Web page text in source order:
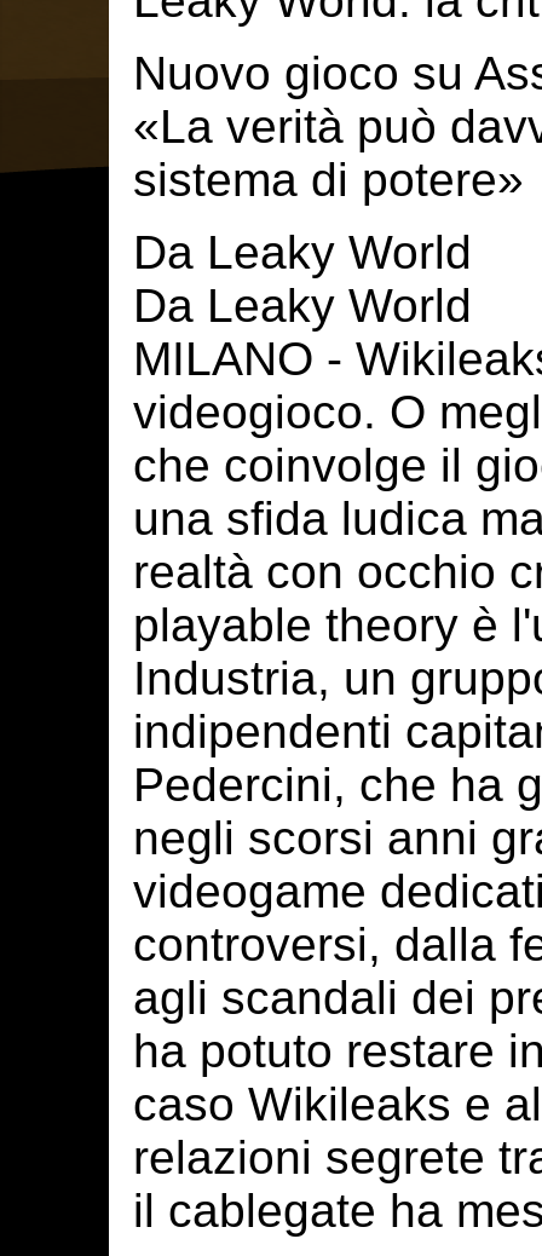
Nuovo gioco su
«La verità può
sistema di potere»
Da Leaky World
Da Leaky World
MILANO -
videogioco. O
che coinvolge il
una sfida ludica
realtà con occhio
playable theory è
Industria, un
indipendenti
Pedercini, che ha
negli scorsi anni
videogame
controversi, dalla
agli scandali dei
ha potuto restare
caso Wikileaks e
relazioni segrete
il cablegate ha